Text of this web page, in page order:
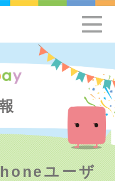
ユーザ